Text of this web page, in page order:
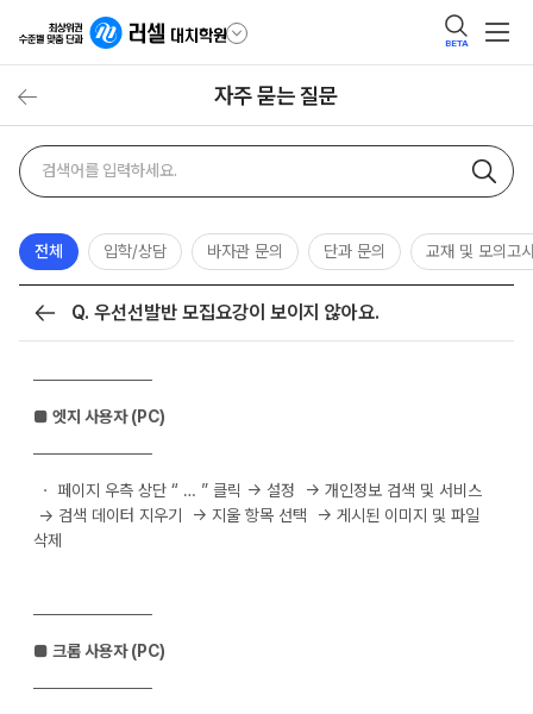
BETA
자주 묻는 질문
자주
묻는
검색
검색어
전체 입학/상담 바자관 문의 단과 문의 교재 및 모의고
목록 Q. 우선선발반 모집요강이 보이지 않아요.
──────────
■ 엣지 사용자 (PC)
──────────
ㆍ 페이지 우측 상단 “ … ” 클릭 → 설정 → 개인정보 검색 및 서비스
→ 검색 데이터 지우기 → 지울 항목 선택 → 게시된 이미지 및 파일
삭제
──────────
■ 크롬 사용자 (PC)
──────────